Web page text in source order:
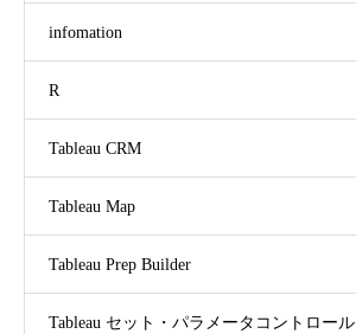
infomation
R
Tableau CRM
Tableau Map
Tableau Prep Builder
Tableau セット・パラメータコントロール